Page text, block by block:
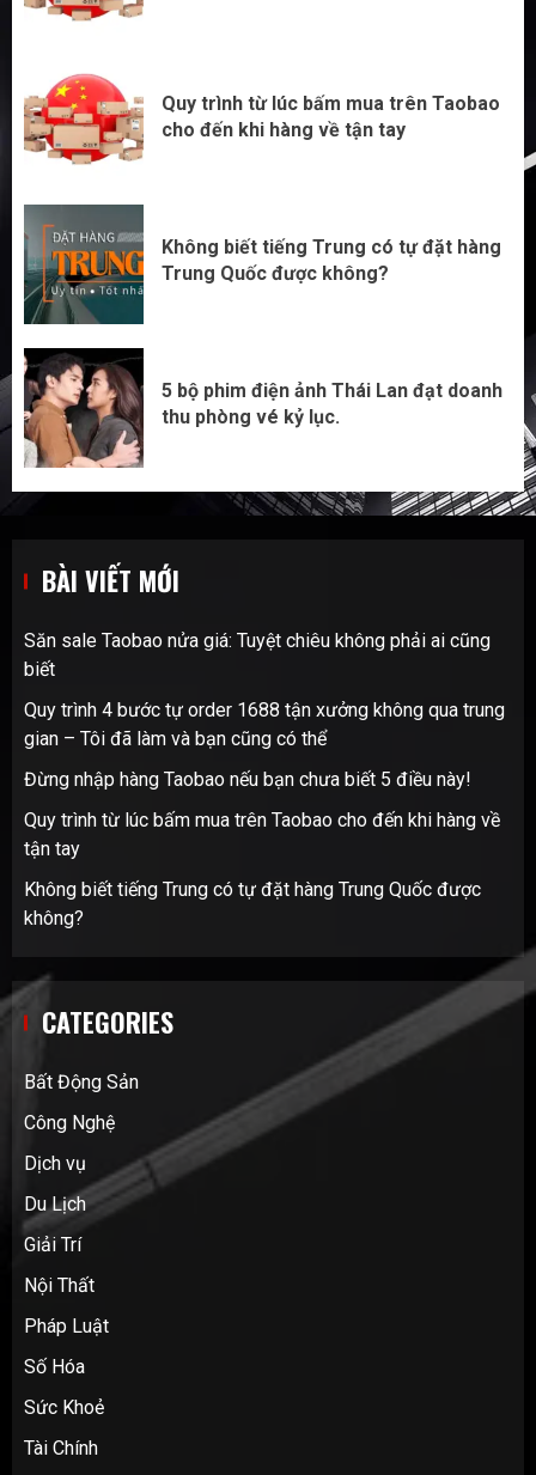
Quy trình từ lúc bấm mua trên Taobao
cho đến khi hàng về tận tay
Không biết tiếng Trung có tự đặt hàng
Trung Quốc được không?
5 bộ phim điện ảnh Thái Lan đạt doanh
thu phòng vé kỷ lục.
BÀI VIẾT MỚI
Săn sale Taobao nửa giá: Tuyệt chiêu không phải ai cũng
biết
Quy trình 4 bước tự order 1688 tận xưởng không qua trung
gian – Tôi đã làm và bạn cũng có thể
Đừng nhập hàng Taobao nếu bạn chưa biết 5 điều này!
Quy trình từ lúc bấm mua trên Taobao cho đến khi hàng về
tận tay
Không biết tiếng Trung có tự đặt hàng Trung Quốc được
không?
CATEGORIES
Bất Động Sản
Công Nghệ
Dịch vụ
Du Lịch
Giải Trí
Nội Thất
Pháp Luật
Số Hóa
Sức Khoẻ
Tài Chính